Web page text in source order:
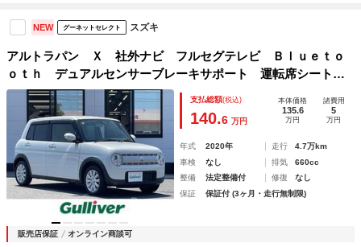
NEW グーネットセレクト スズキ
アルトラパン Ｘ 社外ナビ フルセグテレビ Ｂｌｕｅｔｏ
ｏｔｈ デュアルセンサーブレーキサポート 運転席シートヒ
ーター 車線逸脱防止機能 コーナーセンサー ＬＥＤヘッド
ライト スマートキー プッシュスタート ＥＴＣ
支払総額(税込)
140.6 万円
本体価格
135.6
万円
諸費用
5
万円
年式 2020年 走行
4.7万km
車検
なし 排気
660cc
整備
法定整備付 修復
なし
保証
保証付 (3ヶ月・走行無制限)
販売店保証 オンライン商談可